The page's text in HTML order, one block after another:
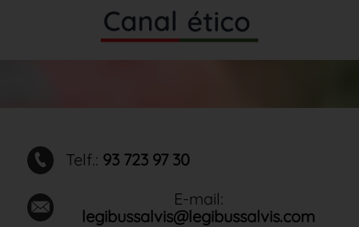
Telf.: 93 723 97 30
E-mail:
legibussalvis@legibussalvis.com